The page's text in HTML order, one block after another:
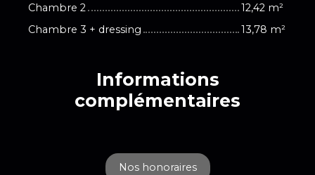
Chambre 2
12,42 m²
Chambre 3 + dressing
13,78 m²
Informations
complémentaires
Nos honoraires